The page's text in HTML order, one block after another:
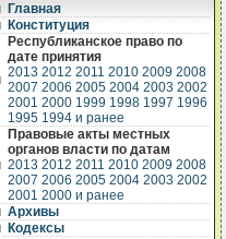
Главная
Конституция
Республиканское право по
дате принятия
2013 2012 2011 2010 2009 2008
2007 2006 2005 2004 2003 2002
2001 2000 1999 1998 1997 1996
1995 1994 и ранее
Правовые акты местных
органов власти по датам
2013 2012 2011 2010 2009 2008
2007 2006 2005 2004 2003 2002
2001 2000 и ранее
Архивы
Кодексы